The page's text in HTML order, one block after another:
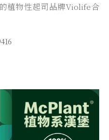
植物性起司品牌Violife合